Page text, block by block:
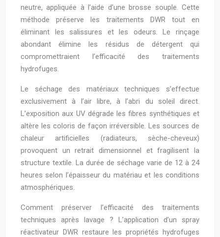
neutre, appliquée à l’aide d’une brosse souple. Cette
méthode préserve les traitements DWR tout en
éliminant les salissures et les odeurs. Le rinçage
abondant élimine les résidus de détergent qui
compromettraient l’efficacité des traitements
hydrofuges.
Le séchage des matériaux techniques s’effectue
exclusivement à l’air libre, à l’abri du soleil direct.
L’exposition aux UV dégrade les fibres synthétiques et
altère les coloris de façon irréversible. Les sources de
chaleur artificielles (radiateurs, sèche-cheveux)
provoquent un retrait dimensionnel et fragilisent la
structure textile. La durée de séchage varie de 12 à 24
heures selon l’épaisseur du matériau et les conditions
atmosphériques.
Comment préserver l’efficacité des traitements
techniques après lavage ? L’application d’un spray
réactivateur DWR restaure les propriétés hydrofuges